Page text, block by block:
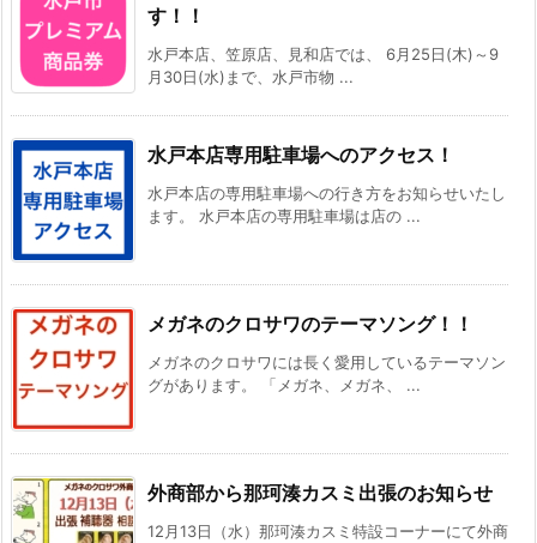
す！！
水戸本店、笠原店、見和店では、 6月25日(木)～9
月30日(水)まで、水戸市物 ...
水戸本店専用駐車場へのアクセス！
水戸本店の専用駐車場への行き方をお知らせいたし
ます。 水戸本店の専用駐車場は店の ...
メガネのクロサワのテーマソング！！
メガネのクロサワには長く愛用しているテーマソン
グがあります。 「メガネ、メガネ、 ...
外商部から那珂湊カスミ出張のお知らせ
12月13日（水）那珂湊カスミ特設コーナーにて外商